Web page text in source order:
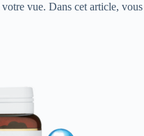
vue. Dans cet article,